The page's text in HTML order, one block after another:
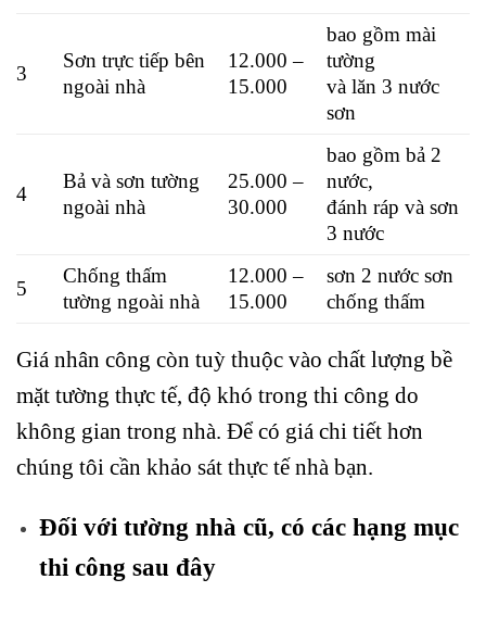
3
Sơn trực tiếp bên
ngoài nhà
12.000 –
15.000
bao gồm mài
tường
và lăn 3 nước
sơn
4
Bả và sơn tường
ngoài nhà
25.000 –
30.000
bao gồm bả 2
nước,
đánh ráp và sơn
3 nước
5
Chống thấm
tường ngoài nhà
12.000 –
15.000
sơn 2 nước sơn
chống thấm
Giá nhân công còn tuỳ thuộc vào chất lượng bề
mặt tường thực tế, độ khó trong thi công do
không gian trong nhà. Để có giá chi tiết hơn
chúng tôi cần khảo sát thực tế nhà bạn.
Đối với tường nhà cũ, có các hạng mục
thi công sau đây